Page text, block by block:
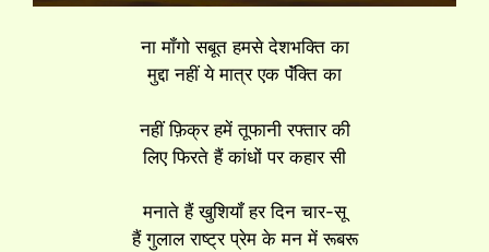
ना मॉंगो सबूत हमसे देशभक्ति का
मुद्दा नहीं ये मात्र एक पॅंक्ति का
नहीं फ़िक्र हमें तूफानी रफ्तार की
लिए फिरते हैं कांधों पर कहार सी
मनाते हैं खुशियॉं हर दिन चार-सू
हैं गुलाल राष्ट्र प्रेम के मन में रूबरू